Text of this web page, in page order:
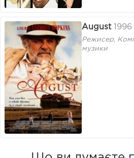
August 1996
Режисер,
музики